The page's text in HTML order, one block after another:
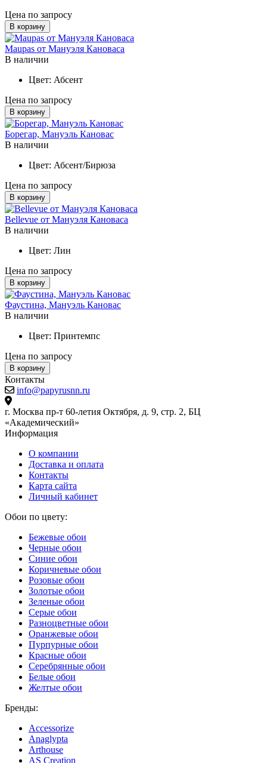
Цена по запросу
В корзину
Maupas от Мануэля Кановаса
В наличии
Цвет: Абсент
Цена по запросу
В корзину
Борегар, Мануэль Кановас
В наличии
Цвет: Абсент/Бирюза
Цена по запросу
В корзину
Bellevue от Мануэля Кановаса
В наличии
Цвет: Лин
Цена по запросу
В корзину
Фаустина, Мануэль Кановас
В наличии
Цвет: Принтемпс
Цена по запросу
В корзину
Контакты
info@papyrusnn.ru
г. Москва пр-т 60-летия Октября, д. 9, стр. 2, БЦ
«Академический»
Информация
О компании
Доставка и оплата
Контакты
Карта сайта
Личный кабинет
Обои по цвету:
Бежевые обои
Черные обои
Синие обои
Коричневые обои
Розовые обои
Золотые обои
Зеленые обои
Серые обои
Разноцветные обои
Оранжевые обои
Пурпурные обои
Красные обои
Серебрянные обои
Белые обои
Желтые обои
Бренды:
Accessorize
Anaglypta
Arthouse
AS Creation